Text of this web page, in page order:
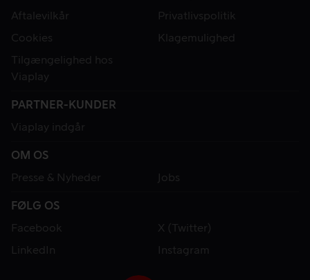
Aftalevilkår
Privatlivspolitik
Cookies
Klagemulighed
Tilgængelighed hos
Viaplay
PARTNER-KUNDER
Viaplay indgår
OM OS
Presse & Nyheder
Jobs
FØLG OS
Facebook
X (Twitter)
LinkedIn
Instagram